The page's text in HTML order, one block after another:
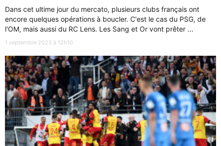
Dans cet ultime jour du mercato, plusieurs clubs français ont
encore quelques opérations à boucler. C'est le cas du PSG, de
l'OM, mais aussi du RC Lens. Les Sang et Or vont prêter ...
1 septembre 2023 à 12h10